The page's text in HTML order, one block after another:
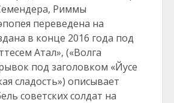
Риммы
переведена на
в конце 2016 года под
Атал», («Волга
под заголовком «Йусе
сладость») описывает
советских солдат на